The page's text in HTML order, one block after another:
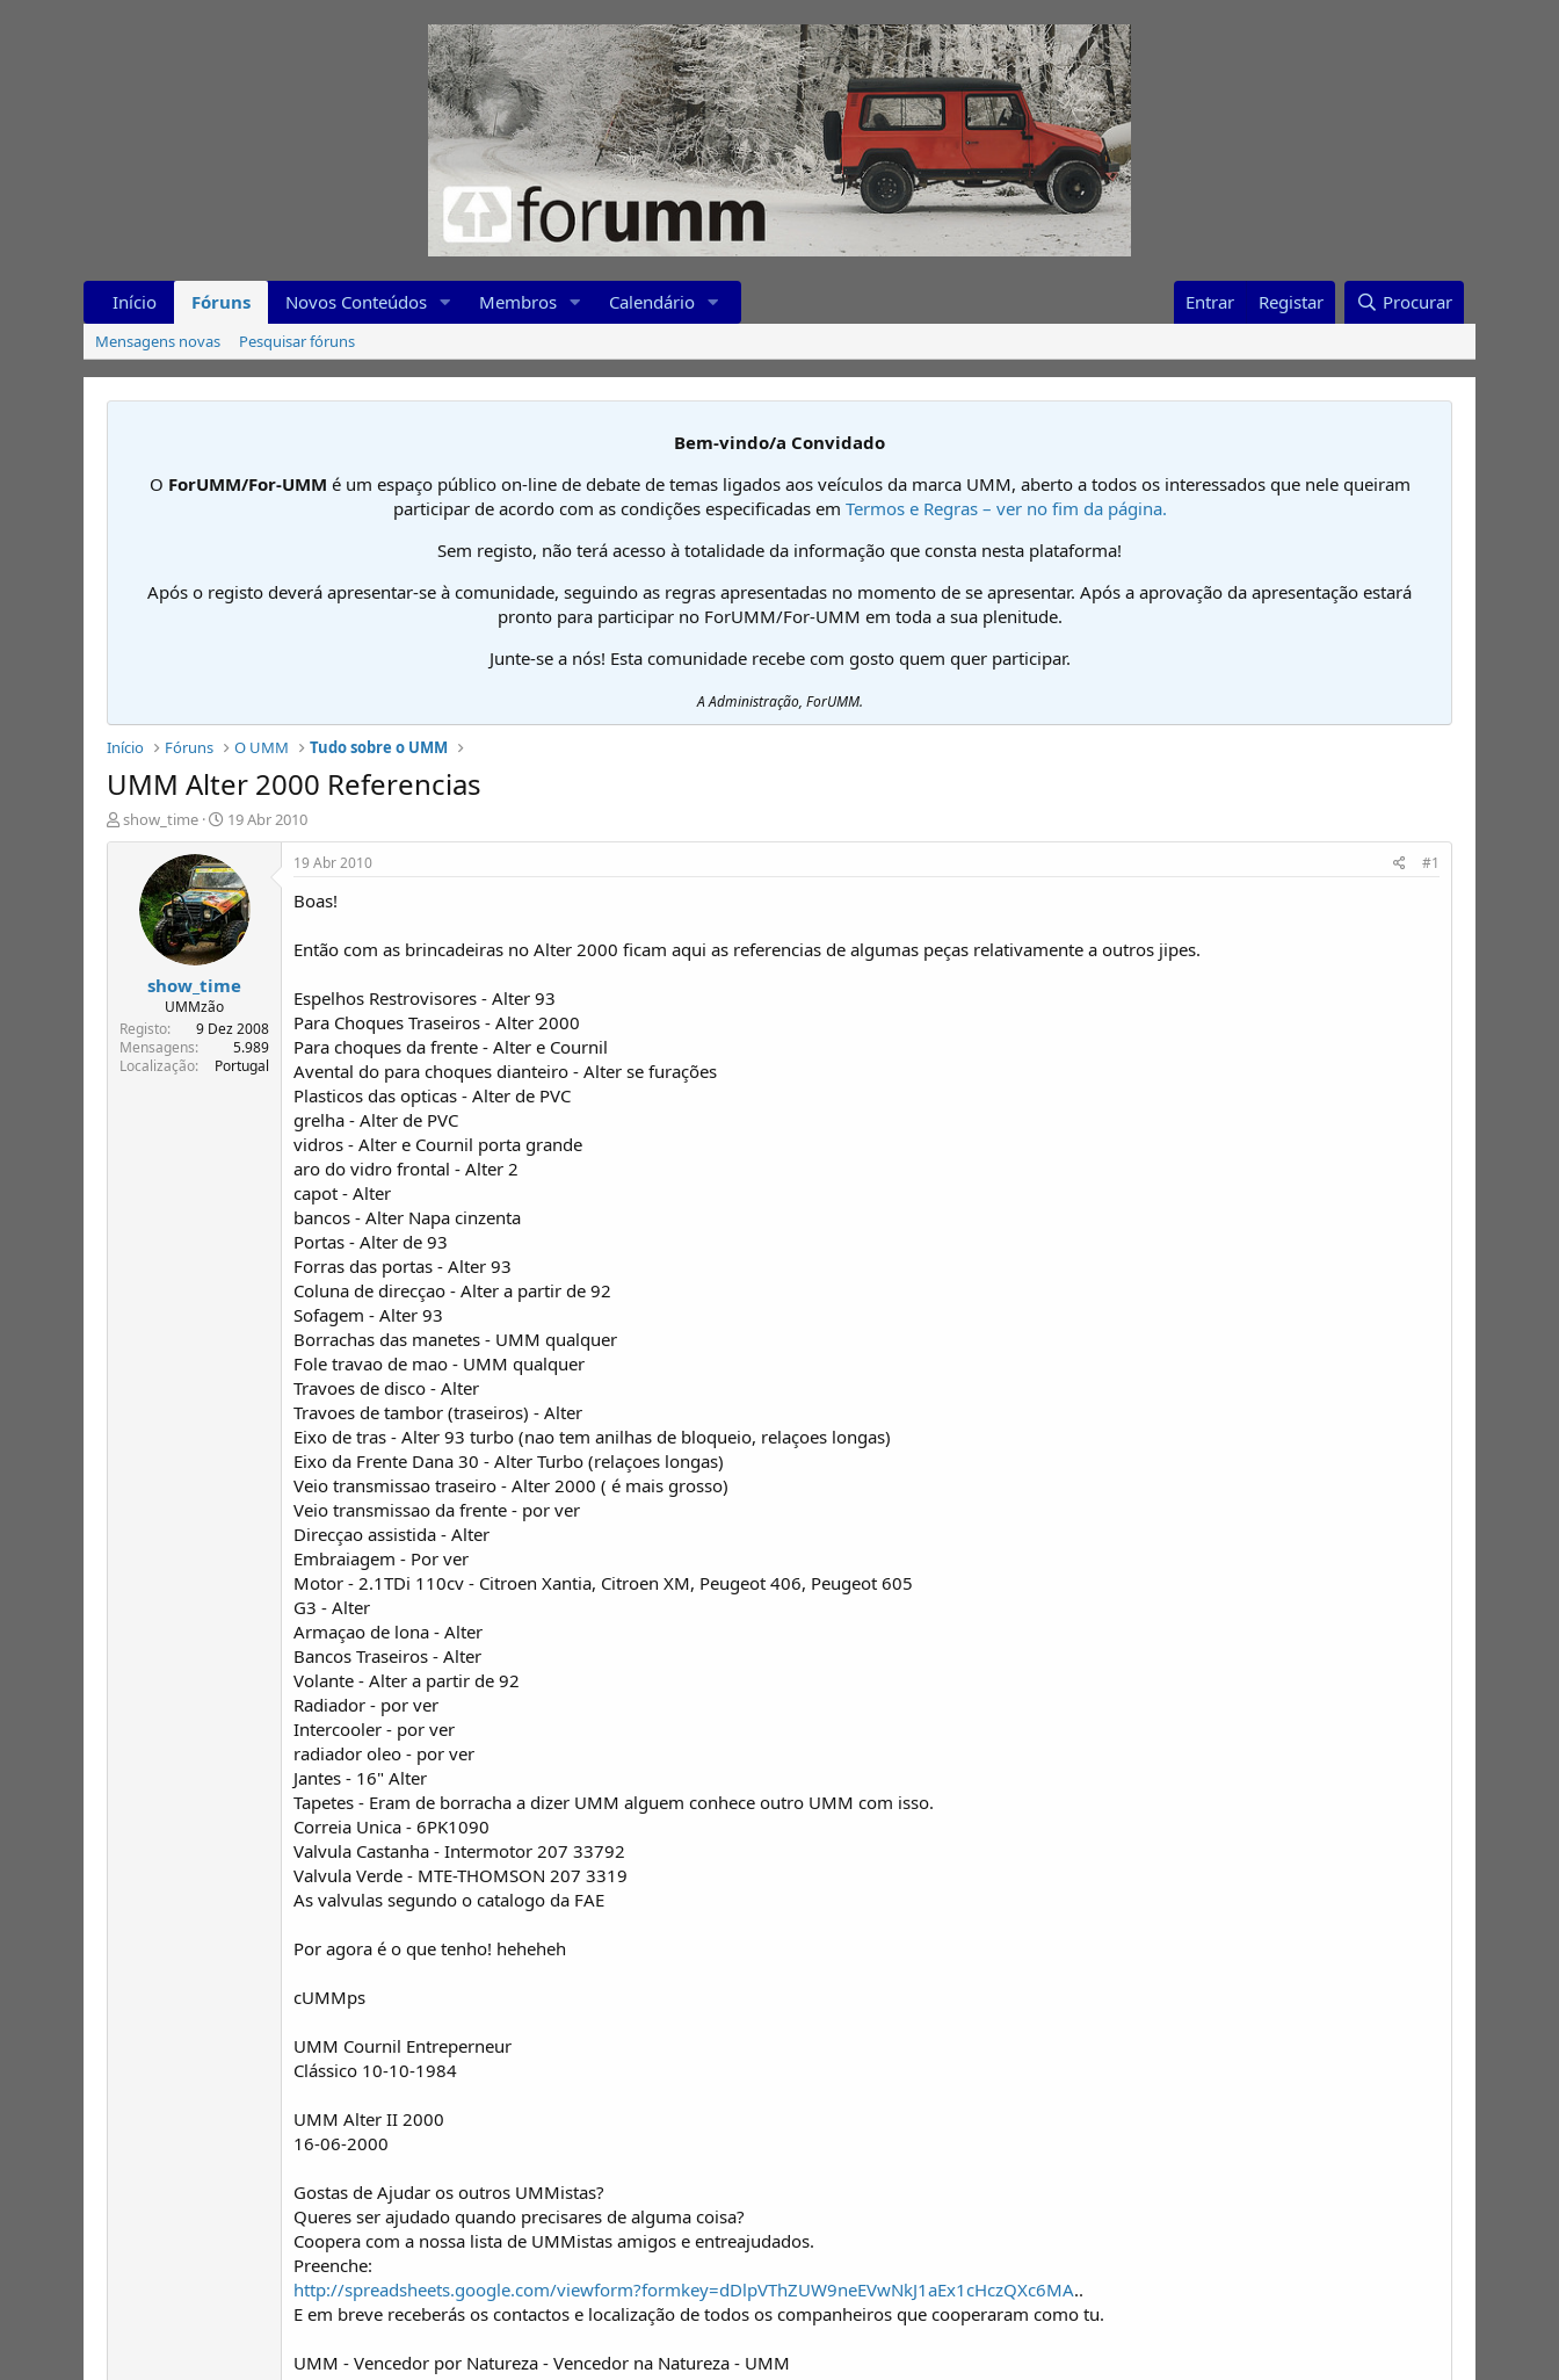
Início Fóruns Novos Conteúdos Membros Calendário Entrar Registar Procurar
Mensagens novas Pesquisar fóruns
Bem-vindo/a Convidado
O ForUMM/For-UMM é um espaço público on-line de debate de temas ligados aos veículos da marca UMM, aberto a todos os interessados que nele queiram
participar de acordo com as condições especificadas em Termos e Regras – ver no fim da página.
Sem registo, não terá acesso à totalidade da informação que consta nesta plataforma!
Após o registo deverá apresentar-se à comunidade, seguindo as regras apresentadas no momento de se apresentar. Após a aprovação da apresentação estará
pronto para participar no ForUMM/For-UMM em toda a sua plenitude.
Junte-se a nós! Esta comunidade recebe com gosto quem quer participar.
A Administração, ForUMM.
Início Fóruns O UMM Tudo sobre o UMM
UMM Alter 2000 Referencias
I
n
e
T
ó
show_time
D
a
t
a
d
e
i
í
i
o
19 Abr 2010
show_time
UMMzão
Registo
9 Dez 2008
Mensagens
5.989
Localização
Portugal
19 Abr 2010 #1
Boas!
Então com as brincadeiras no Alter 2000 ficam aqui as referencias de algumas peças relativamente a outros jipes.
Espelhos Restrovisores - Alter 93
Para Choques Traseiros - Alter 2000
Para choques da frente - Alter e Cournil
Avental do para choques dianteiro - Alter se furações
Plasticos das opticas - Alter de PVC
grelha - Alter de PVC
vidros - Alter e Cournil porta grande
aro do vidro frontal - Alter 2
capot - Alter
bancos - Alter Napa cinzenta
Portas - Alter de 93
Forras das portas - Alter 93
Coluna de direcçao - Alter a partir de 92
Sofagem - Alter 93
Borrachas das manetes - UMM qualquer
Fole travao de mao - UMM qualquer
Travoes de disco - Alter
Travoes de tambor (traseiros) - Alter
Eixo de tras - Alter 93 turbo (nao tem anilhas de bloqueio, relaçoes longas)
Eixo da Frente Dana 30 - Alter Turbo (relaçoes longas)
Veio transmissao traseiro - Alter 2000 ( é mais grosso)
Veio transmissao da frente - por ver
Direcçao assistida - Alter
Embraiagem - Por ver
Motor - 2.1TDi 110cv - Citroen Xantia, Citroen XM, Peugeot 406, Peugeot 605
G3 - Alter
Armaçao de lona - Alter
Bancos Traseiros - Alter
Volante - Alter a partir de 92
Radiador - por ver
Intercooler - por ver
radiador oleo - por ver
Jantes - 16" Alter
Tapetes - Eram de borracha a dizer UMM alguem conhece outro UMM com isso.
Correia Unica - 6PK1090
Valvula Castanha - Intermotor 207 33792
Valvula Verde - MTE-THOMSON 207 3319
As valvulas segundo o catalogo da FAE
Por agora é o que tenho! heheheh
cUMMps
UMM Cournil Entreperneur
Clássico 10-10-1984
UMM Alter II 2000
16-06-2000
Gostas de Ajudar os outros UMMistas?
Queres ser ajudado quando precisares de alguma coisa?
Coopera com a nossa lista de UMMistas amigos e entreajudados.
Preenche:
http://spreadsheets.google.com/viewform?formkey=dDlpVThZUW9neEVwNkJ1aEx1cHczQXc6MA..
E em breve receberás os contactos e localização de todos os companheiros que cooperaram como tu.
UMM - Vencedor por Natureza - Vencedor na Natureza - UMM